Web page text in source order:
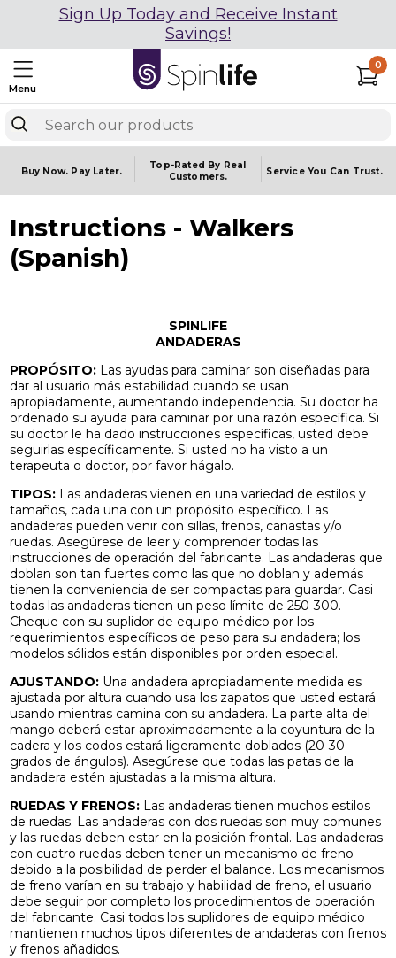
Sign Up Today and Receive Instant
Savings!
Menu
0
Buy Now. Pay Later.
Top-Rated By Real
Customers.
Service You Can Trust.
Instructions - Walkers
(Spanish)
SPINLIFE
ANDADERAS
PROPÓSITO: Las ayudas para caminar son diseñadas para
dar al usuario más estabilidad cuando se usan
apropiadamente, aumentando independencia. Su doctor ha
ordenado su ayuda para caminar por una razón específica. Si
su doctor le ha dado instrucciones específicas, usted debe
seguirlas específicamente. Si usted no ha visto a un
terapeuta o doctor, por favor hágalo.
TIPOS: Las andaderas vienen en una variedad de estilos y
tamaños, cada una con un propósito específico. Las
andaderas pueden venir con sillas, frenos, canastas y/o
ruedas. Asegúrese de leer y comprender todas las
instrucciones de operación del fabricante. Las andaderas que
doblan son tan fuertes como las que no doblan y además
tienen la conveniencia de ser compactas para guardar. Casi
todas las andaderas tienen un peso límite de 250-300.
Cheque con su suplidor de equipo médico por los
requerimientos específicos de peso para su andadera; los
modelos sólidos están disponibles por orden especial.
AJUSTANDO: Una andadera apropiadamente medida es
ajustada por altura cuando usa los zapatos que usted estará
usando mientras camina con su andadera. La parte alta del
mango deberá estar aproximadamente a la coyuntura de la
cadera y los codos estará ligeramente doblados (20-30
grados de ángulos). Asegúrese que todas las patas de la
andadera estén ajustadas a la misma altura.
RUEDAS Y FRENOS: Las andaderas tienen muchos estilos
de ruedas. Las andaderas con dos ruedas son muy comunes
y las ruedas deben estar en la posición frontal. Las andaderas
con cuatro ruedas deben tener un mecanismo de freno
debido a la posibilidad de perder el balance. Los mecanismos
de freno varían en su trabajo y habilidad de freno, el usuario
debe seguir por completo los procedimientos de operación
del fabricante. Casi todos los suplidores de equipo médico
mantienen muchos tipos diferentes de andaderas con frenos
y frenos añadidos.